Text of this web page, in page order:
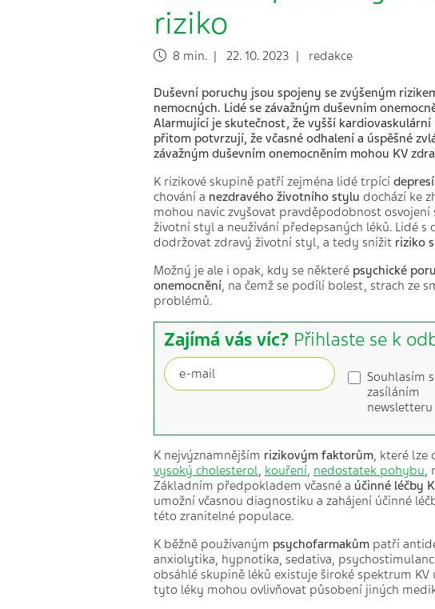
riziko
8 min. | 22. 10. 2023 | redakce
Duševní poruchy jsou spojeny se zvýšeným
nemocných. Lidé se závažným duševním
Alarmující je skutečnost, že vyšší
přitom potvrzují, že včasné odhalení a úspěšné
závažným duševním onemocněním mohou KV
K rizikové skupině patří zejména lidé trpící
chování a nezdravého životního stylu dochází ke
mohou navíc zvyšovat pravděpodobnost
životní styl a neužívání předepsaných léků. Lidé
dodržovat zdravý životní styl, a tedy snížit riziko
Možný je ale i opak, kdy se některé psychické
onemocnění, na čemž se podílí bolest, strach ze
problémů.
Zajímá vás víc? Přihlaste se k
Souhlasím
zasíláním
newsletteru
K nejvýznamnějším rizikovým faktorům, které lze
vysoký cholesterol, kouření, nedostatek pohybu,
Základním předpokladem včasné a účinné léčby
umožní včasnou diagnostiku a zahájení účinné
této zranitelné populace.
K běžně používaným psychofarmakům patří
anxiolytika, hypnotika, sedativa,
obsáhlé skupině léků existuje široké spektrum
tyto léky mohou ovlivňovat působení jiných